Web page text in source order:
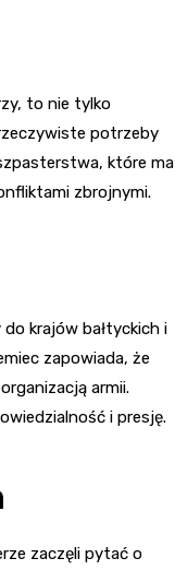
to nie tylko
potrzeby
które ma
zbrojnymi.
krajów bałtyckich i
zapowiada, że
armii.
i presję.
zaczęli pytać o